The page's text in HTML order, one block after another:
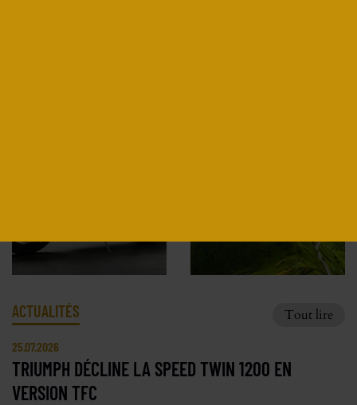
ACTUALITÉS Tout lire
25.07.2026
TRIUMPH DÉCLINE LA SPEED TWIN 1200 EN
VERSION TFC